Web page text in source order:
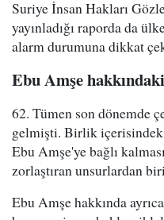
Suriye İnsan Hakları
yayınladığı raporda da
alarm durumuna dikkat
Ebu Amşe
62. Tümen son dönemde
gelmişti. Birlik
Ebu Amşe'ye bağlı
zorlaştıran unsurlardan
Ebu Amşe hakkında